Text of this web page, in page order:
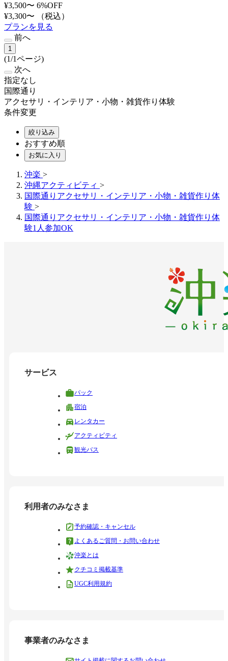
¥3,500〜 6%OFF
¥3,300〜
（税込）
プランを見る
前へ
1
(1/1ページ)
次へ
指定なし
国際通り
アクセサリ・インテリア・小物・雑貨作り体験
条件変更
絞り込み
おすすめ順
お気に入り
沖楽 >
沖縄アクティビティ >
国際通りアクセサリ・インテリア・小物・雑貨作り体
験 >
国際通りアクセサリ・インテリア・小物・雑貨作り体
験1人参加OK
サービス
パック
宿泊
レンタカー
アクティビティ
観光バス
利用者のみなさま
予約確認・キャンセル
よくあるご質問・お問い合わせ
沖楽とは
クチコミ掲載基準
UGC利用規約
事業者のみなさま